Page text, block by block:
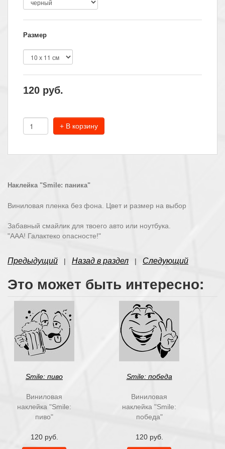
Размер
120 руб.
+ В корзину
Наклейка "Smile: паника"
Виниловая пленка без фона. Цвет и размер на выбор
Забавный смайлик для твоего авто или ноутбука.
"ААА! Галактеко опасносте!"
Предыдущий | Назад в раздел | Следующий
Это может быть интересно:
Smile: пиво
Виниловая
наклейка "Smile:
пиво"
120 руб.
Smile: победа
Виниловая
наклейка "Smile:
победа"
120 руб.